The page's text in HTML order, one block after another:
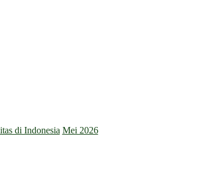
di Indonesia Mei 2026